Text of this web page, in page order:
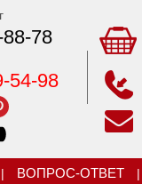
78
54-98
| ВОПРОС-ОТВЕТ |